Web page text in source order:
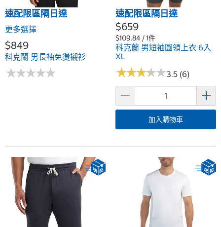
速配限區隔日達
更多選擇
$849
科克蘭 男長袖免燙襯衫
★★★★★
★★★★★
速配限區隔日達
$659
$109.84 / 1件
科克蘭 男短袖圓領上衣 6入
XL
★★★★★
★★★★★3.5 (6)
加入購物車